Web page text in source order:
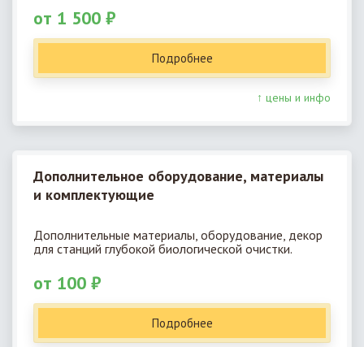
от 1 500 ₽
Подробнее
↑ цены и инфо
Дополнительное оборудование, материалы
и комплектующие
Дополнительные материалы, оборудование, декор
для станций глубокой биологической очистки.
от 100 ₽
Подробнее